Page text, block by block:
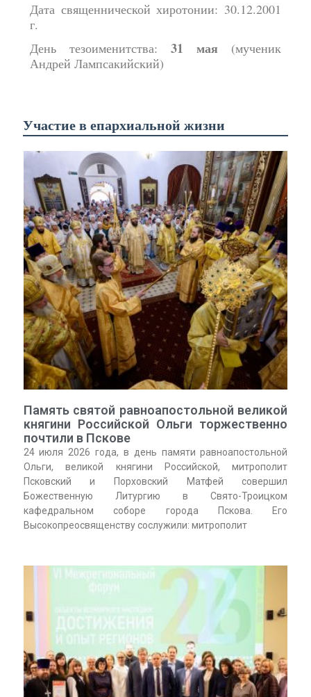
Дата священнической хиротонии: 30.12.2001
г.
День тезоименитства: 31 мая (мученик
Андрей Лампсакийский)
Участие в епархиальной жизни
Память святой равноапостольной великой
княгини Российской Ольги торжественно
почтили в Пскове
24 июля 2026 года, в день памяти равноапостольной
Ольги, великой княгини Российской, митрополит
Псковский и Порховский Матфей совершил
Божественную Литургию в Свято-Троицком
кафедральном соборе города Пскова. Его
Высокопреосвященству сослужили: митрополит